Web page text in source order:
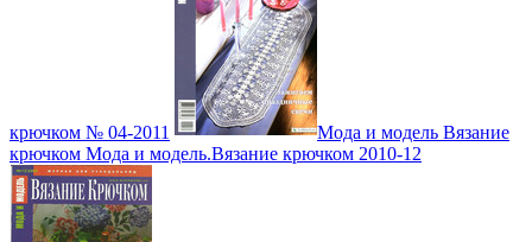
крючком № 04-2011
Мода и модель Вязание
крючком Мода и модель.Вязание крючком 2010-12